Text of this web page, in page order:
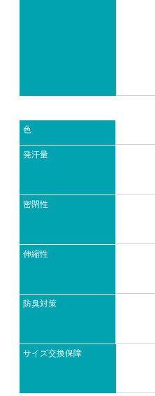
色
発汗量
密閉性
伸縮性
防臭対策
サイズ交換保障